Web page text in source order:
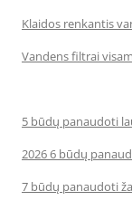
Klaidos renkantis
Vandens filtrai
5 būdų panaudoti
2026 6 būdų
7 būdų panaudoti